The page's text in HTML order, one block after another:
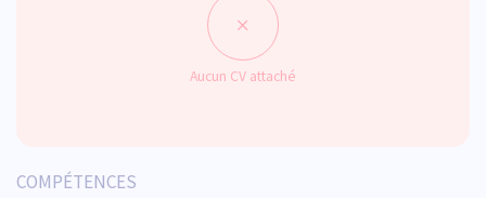
Aucun CV attaché
COMPÉTENCES